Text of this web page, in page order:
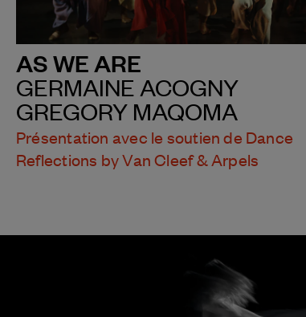
AS WE ARE
GERMAINE ACOGNY
GREGORY MAQOMA
Présentation avec le soutien de Dance
Reflections by Van Cleef & Arpels